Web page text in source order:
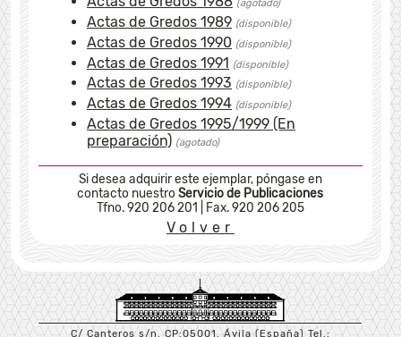
(agotado)
Actas de Gredos 1989 (disponible)
Actas de Gredos 1990 (disponible)
Actas de Gredos 1991 (disponible)
Actas de Gredos 1993 (disponible)
Actas de Gredos 1994 (disponible)
Actas de Gredos 1995/1999 (En
preparación) (agotado)
Sidesea adquirir este ejemplar, póngase en
contacto nuestroServicio de Publicaciones
Tfno. 920 206 201
Fax. 920 206 205
Volver
C/ Canteros s/n. CP:05001. Ávila (España) Tel.: